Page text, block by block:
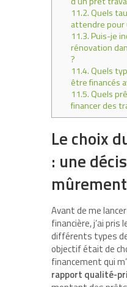
11.2.Quels
attendre pour
11.3.Puis-je
rénovation
?
11.4.Quels
être financés
11.5.Quels
financer des
Le choix
: une
Avant de me
financière, j’ai pris
différents types
objectif était de
financement qui
rapport qualité-